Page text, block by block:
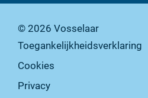
© 2026 Vosselaar
Toegankelijkheidsverklaring
Cookies
Privacy